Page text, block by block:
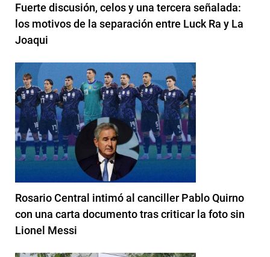
Fuerte discusión, celos y una tercera señalada:
los motivos de la separación entre Luck Ra y La
Joaqui
Rosario Central intimó al canciller Pablo Quirno
con una carta documento tras criticar la foto sin
Lionel Messi